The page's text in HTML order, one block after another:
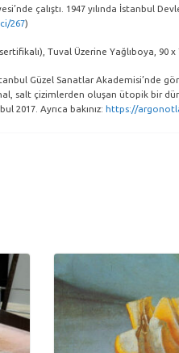
çalıştı. 1947 yılında İstanbul
267)
Tuval Üzerine Yağlıboya, 90
Güzel Sanatlar
salt çizimlerden oluşan ütopik bir
2017. Ayrıca bakınız: https://